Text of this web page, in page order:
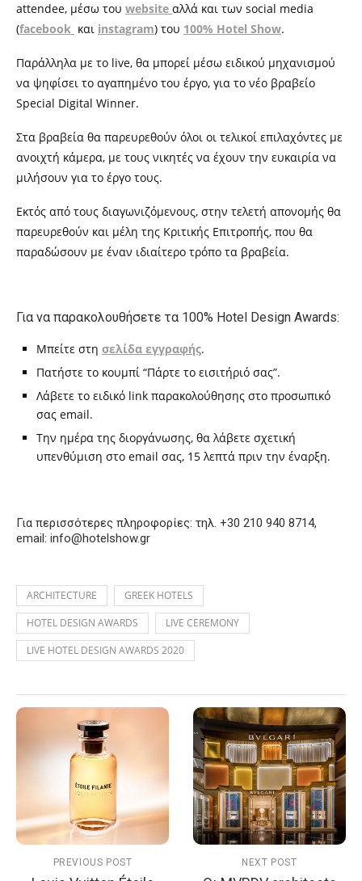
attendee, μέσω του website αλλά και των social media
(facebook και instagram) του 100% Hotel Show.
Παράλληλα με το live, θα μπορεί μέσω ειδικού μηχανισμού
να ψηφίσει το αγαπημένο του έργο, για το νέο βραβείο
Special Digital Winner.
Στα βραβεία θα παρευρεθούν όλοι οι τελικοί επιλαχόντες με
ανοιχτή κάμερα, με τους νικητές να έχουν την ευκαιρία να
μιλήσουν για το έργο τους.
Εκτός από τους διαγωνιζόμενους, στην τελετή απονομής θα
παρευρεθούν και μέλη της Κριτικής Επιτροπής, που θα
παραδώσουν με έναν ιδιαίτερο τρόπο τα βραβεία.
Για να παρακολουθήσετε τα 100% Hotel Design Awards:
Μπείτε στη σελίδα εγγραφής.
Πατήστε το κουμπί “Πάρτε το εισιτήριό σας”.
Λάβετε το ειδικό link παρακολούθησης στο προσωπικό
σας email.
Την ημέρα της διοργάνωσης, θα λάβετε σχετική
υπενθύμιση στο email σας, 15 λεπτά πριν την έναρξη.
Για περισσότερες πληροφορίες: τηλ. +30 210 940 8714,
email: info@hotelshow.gr
ARCHITECTURE
GREEK HOTELS
HOTEL DESIGN AWARDS
LIVE CEREMONY
LIVE HOTEL DESIGN AWARDS 2020
PREVIOUS POST NEXT POST